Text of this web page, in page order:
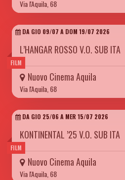
Via l'Aquila, 68
FILM
DA GIO 09/07 A DOM 19/07 2026
L’HANGAR ROSSO V.O. SUB ITA
Nuovo Cinema Aquila
Via l'Aquila, 68
FILM
DA GIO 25/06 A MER 15/07 2026
KONTINENTAL ’25 V.O. SUB ITA
Nuovo Cinema Aquila
Via l'Aquila, 68